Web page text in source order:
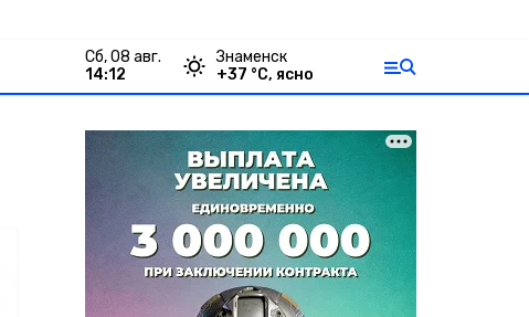
сб, 08 авг.
14:12
Знаменск
+37 °С, ясно